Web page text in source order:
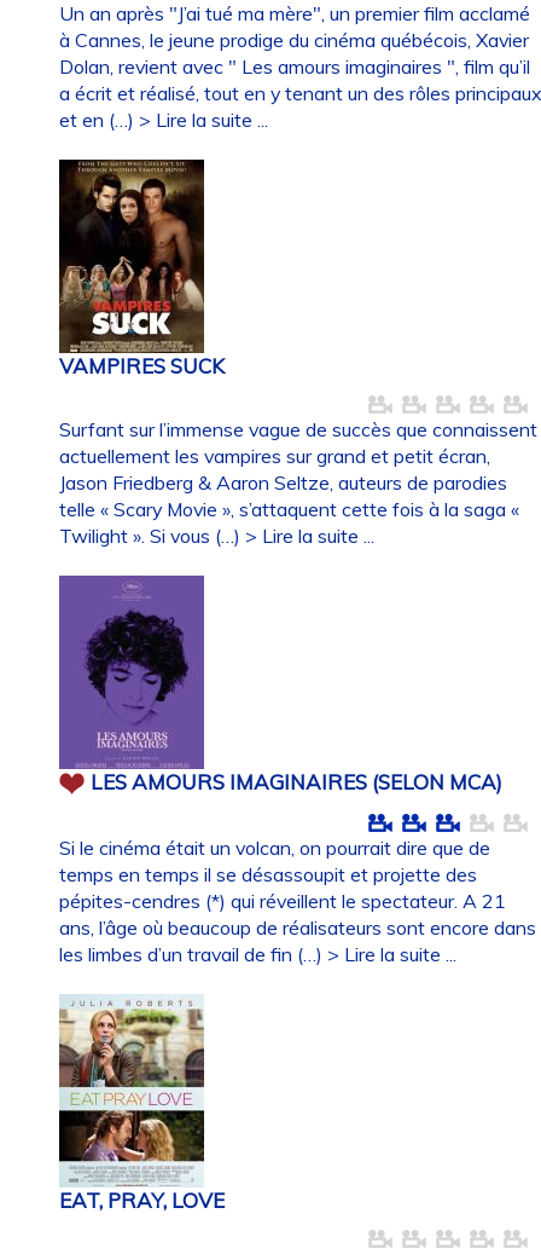
Un an après "J’ai tué ma mère", un premier film acclamé
à Cannes, le jeune prodige du cinéma québécois, Xavier
Dolan, revient avec " Les amours imaginaires ", film qu’il
a écrit et réalisé, tout en y tenant un des rôles
et en (…) > Lire la suite ...
VAMPIRES SUCK
Surfant sur l’immense vague de succès que connaissent
actuellement les vampires sur grand et petit écran,
Jason Friedberg & Aaron Seltze, auteurs de parodies
telle « Scary Movie », s’attaquent cette fois à la saga «
Twilight ». Si vous (…) > Lire la suite ...
LES AMOURS IMAGINAIRES (SELON MCA)
Si le cinéma était un volcan, on pourrait dire que de
temps en temps il se désassoupit et projette des
pépites-cendres (*) qui réveillent le spectateur. A 21
ans, l’âge où beaucoup de réalisateurs sont encore dans
les limbes d’un travail de fin (…) > Lire la suite ...
EAT, PRAY, LOVE